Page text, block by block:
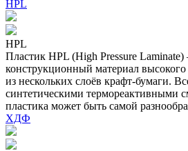
HPL
HPL
Пластик HPL (High Pressure
конструкционный материал
из нескольких слоёв крафт-бумаги.
синтетическими термореактивными
пластика может быть самой
ХДФ